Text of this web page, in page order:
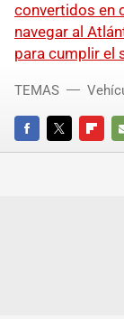
convertidos en
navegar al
para cumplir el
FACEBOOKTWITTER
TEMAS